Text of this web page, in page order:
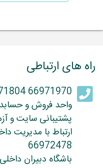
راه های ارتباطی
66971970 66971804 021-66175053
واحد فروش و
پشتیبانی سایت و
66972478
باشگاه دبیران داخلی 5